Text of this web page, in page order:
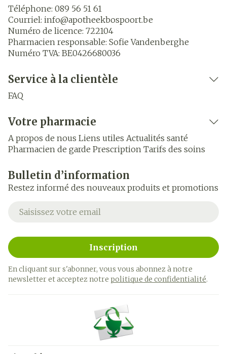
Téléphone: 089 56 51 61
Courriel: info@apotheekbospoort.be
Numéro de licence: 722104
Pharmacien responsable: Sofie Vandenberghe
Numéro TVA: BE0426680036
Service à la clientèle
FAQ
Votre pharmacie
A propos de nous Liens utiles Actualités santé
Pharmacien de garde Prescription Tarifs des soins
Bulletin d’information
Restez informé des nouveaux produits et promotions
Adresse mail
Inscription
En cliquant sur s'abonner, vous vous abonnez à notre
newsletter et acceptez notre politique de confidentialité.